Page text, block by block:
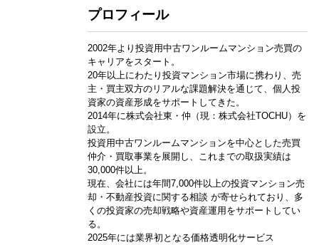
プロフィール
2002年より投資用中古ワンルームマンション売買の
キャリアをスタート。
20年以上にわたり投資マンション市場に携わり、売
主・買主双方のリアルな課題解決を通じて、個人投
資家の資産形成をサポートしてきた。
2014年に株式会社東・仲（現：株式会社TOCHU）を
設立。
投資用中古ワンルームマンションを中心とした売買
仲介・買取事業を展開し、これまでの取扱実績は
30,000件以上。
現在、会社には年間7,000件以上の投資マンション売
却・不動産投資に関する相談 が寄せられており、多
くの投資家の売却戦略や資産運用をサポートしてい
る。
2025年には業界初となる価格透明化サービス